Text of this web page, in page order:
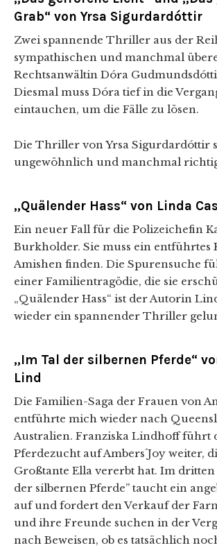
Grab“ von Yrsa Sigurdardóttir
Zwei spannende Thriller aus der
sympathischen und manchmal
Rechtsanwältin Dóra
Diesmal muss Dóra tief in die
eintauchen, um die Fälle zu lösen.
Die Thriller von Yrsa Sigurdardóttir
ungewöhnlich und manchmal
„Quälender Hass“ von Linda
Ein neuer Fall für die Polizeichefin
Burkholder. Sie muss ein entführtes
Amishen finden. Die Spurensuche
einer Familientragödie, die sie
„Quälender Hass“ ist der Autorin
wieder ein spannender Thriller
„Im Tal der silbernen Pferde“
Lind
Die Familien-Saga der Frauen von
entführte mich wieder nach
Australien. Franziska Lindhoff führt
Pferdezucht auf Ambers´Joy weiter,
Großtante Ella vererbt hat. Im
der silbernen Pferde” taucht ein
auf und fordert den Verkauf der
und ihre Freunde suchen in der
nach Beweisen, ob es tatsächlich